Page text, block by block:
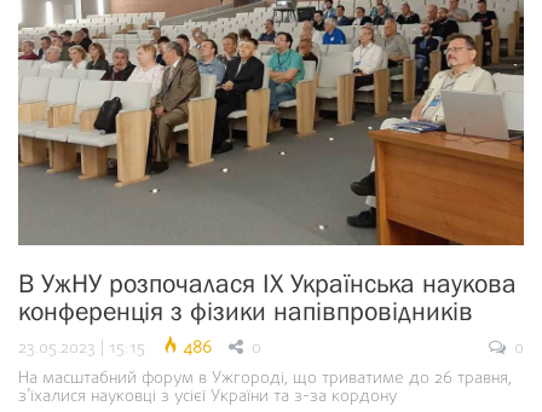
В УжНУ розпочалася ІХ Українська наукова
конференція з фізики напівпровідників
23.05.2023 | 15:15 486 0
0
На масштабний форум в Ужгороді, що триватиме до 26 травня,
з’їхалися науковці з усієї України та з-за кордону